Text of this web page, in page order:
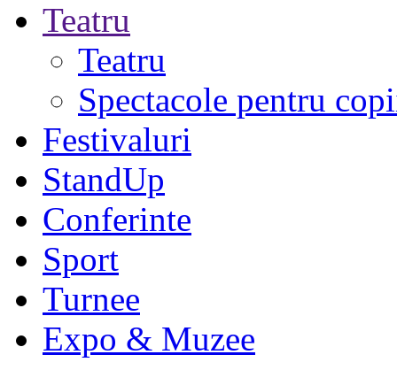
Teatru
Teatru
Spectacole pentru
Festivaluri
StandUp
Conferinte
Sport
Turnee
Expo & Muzee